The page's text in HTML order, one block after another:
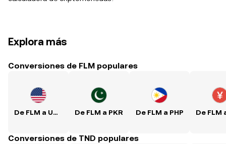
Explora más
Conversiones de FLM populares
De FLM a USD De FLM a PKR De FLM a PHP
Conversiones de TND populares